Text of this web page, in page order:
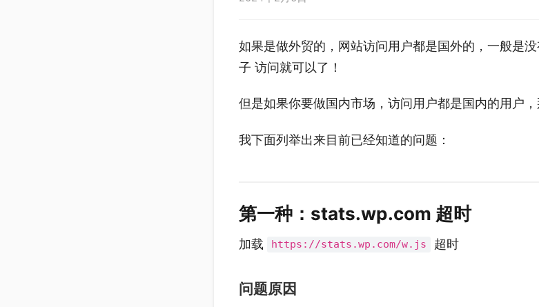
如果是做外贸的，网站访问用户都是国外的，一般是
子 访问就可以了！
但是如果你要做国内市场，访问用户都是国内的用户
我下面列举出来目前已经知道的问题：
第一种：stats.wp.com 超时
加载 https://stats.wp.com/w.js 超时
问题原因